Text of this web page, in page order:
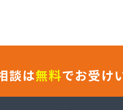
談は無料でお受け